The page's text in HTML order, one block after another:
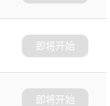
即将开始
即将开始